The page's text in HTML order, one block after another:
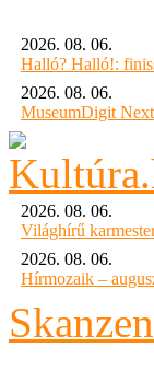
2026. 08. 06.
Halló? Halló!:
2026. 08. 06.
MuseumDigit
2026. 08. 06.
Világhírű
2026. 08. 06.
Hírmozaik –